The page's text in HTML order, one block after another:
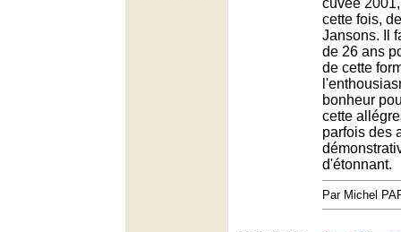
cuvée
cette fois,
Jansons. Il
de 26 ans
de cette
bonheur
cette
parfois des
d'étonnant.
Par Michel